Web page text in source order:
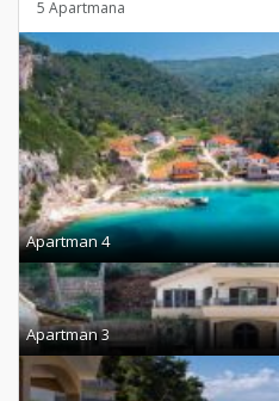
5 Apartmana
Apartman 4
Apartman 3